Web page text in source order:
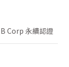
Corp 永續認證